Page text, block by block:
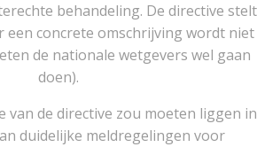
behandeling. De directive stelt
een concrete omschrijving wordt niet
de nationale wetgevers wel gaan
doen).
van de directive zou moeten liggen in
duidelijke meldregelingen voor